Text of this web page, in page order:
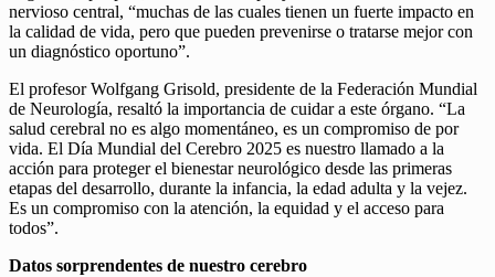
nervioso central, “muchas de las cuales tienen un fuerte impacto en
la calidad de vida, pero que pueden prevenirse o tratarse mejor con
un diagnóstico oportuno”.
El profesor Wolfgang Grisold, presidente de la Federación Mundial
de Neurología, resaltó la importancia de cuidar a este órgano. “La
salud cerebral no es algo momentáneo, es un compromiso de por
vida. El Día Mundial del Cerebro 2025 es nuestro llamado a la
acción para proteger el bienestar neurológico desde las primeras
etapas del desarrollo, durante la infancia, la edad adulta y la vejez.
Es un compromiso con la atención, la equidad y el acceso para
todos”.
Datos sorprendentes de nuestro cerebro